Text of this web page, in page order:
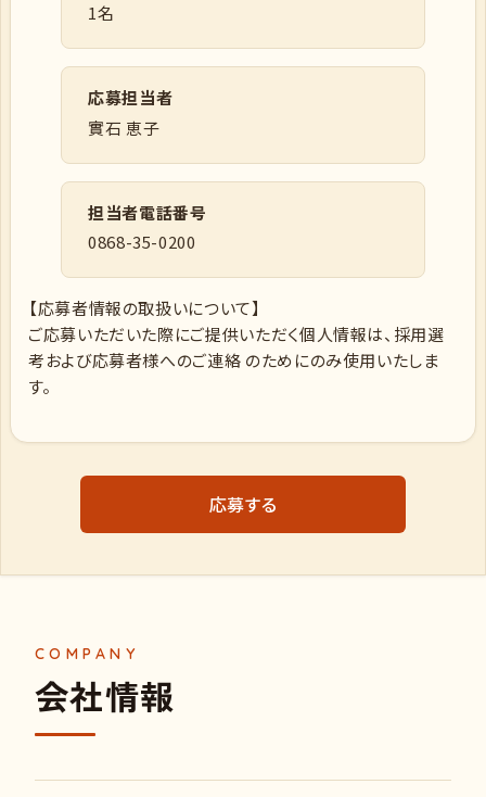
1名
応募担当者
實石 恵子
担当者電話番号
0868-35-0200
【応募者情報の取扱いについて】
ご応募いただいた際にご提供いただく個人情報は、採用選
考および応募者様へのご連絡 のためにのみ使用いたしま
す。
応募する
会社情報